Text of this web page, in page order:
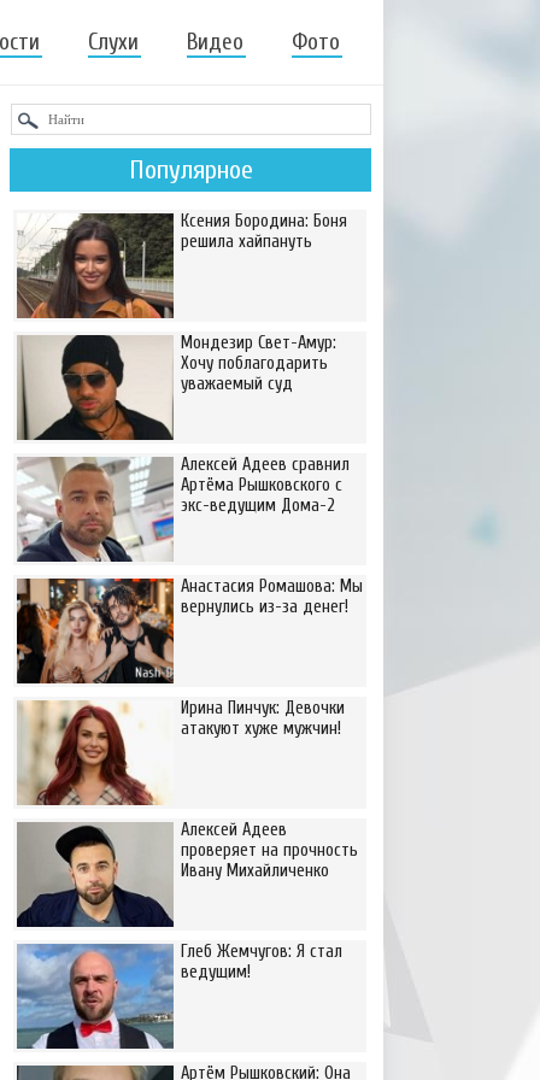
Слухи Видео Фото
Популярное
Ксения Бородина: Боня
решила хайпануть
Мондезир Свет-Амур:
Хочу поблагодарить
уважаемый суд
Алексей Адеев сравнил
Артёма Рышковского с
экс-ведущим Дома-2
Анастасия Ромашова: Мы
вернулись из-за денег!
Ирина Пинчук: Девочки
атакуют хуже мужчин!
Алексей Адеев
проверяет на прочность
Ивану Михайличенко
Глеб Жемчугов: Я стал
ведущим!
Артём Рышковский: Она